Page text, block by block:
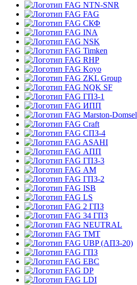
NTN-SNR
FAG
СКФ
INA
NSK
Timken
RHP
Koyo
ZKL Group
NQK SF
ГПЗ-1
ИПП
Marston-Domsel
Craft
СПЗ-4
ASAHI
АПП
ГПЗ-3
АМ
ГПЗ-2
ISB
LS
2 ГПЗ
34 ГПЗ
NEUTRAL
TMT
UBP (АПЗ-20)
ГПЗ
EBC
DP
LDI